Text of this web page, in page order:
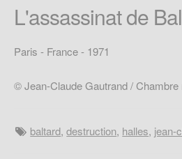
L'assassinat de
Paris - France - 1971
© Jean-Claude Gautrand / Chambre
baltard,destruction, halles, jean-